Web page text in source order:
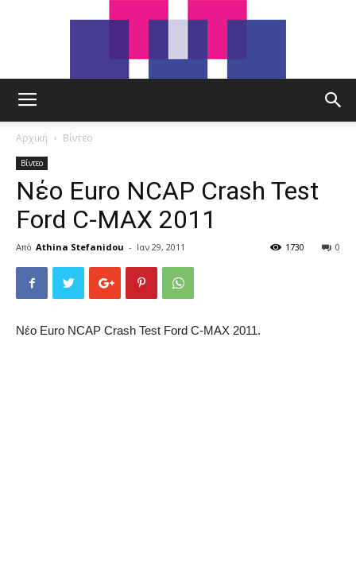
Αρχική Βίντεο
Βίντεο
Νέο Euro NCAP Crash Test
Ford C-MAX 2011
Από Athina Stefanidou - Ιαν 29, 2011 0
1730
Νέο Euro NCAP Crash Test Ford C-MAX 2011.